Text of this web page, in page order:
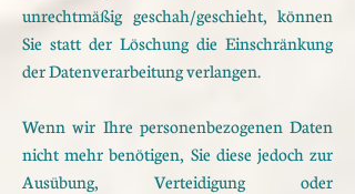
unrechtmäßig geschah/geschieht, können
Sie statt der Löschung die Einschränkung
der Datenverarbeitung verlangen.
Wenn wir Ihre personenbezogenen Daten
nicht mehr benötigen, Sie diese jedoch zur
Ausübung, Verteidigung oder